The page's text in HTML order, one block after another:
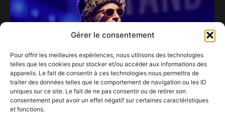
Gérer le consentement
Pour offrir les meilleures expériences, nous utilisons des technologies
telles que les cookies pour stocker et/ou accéder aux informations des
appareils. Le fait de consentir à ces technologies nous permettra de
traiter des données telles que le comportement de navigation ou les ID
uniques sur ce site. Le fait de ne pas consentir ou de retirer son
consentement peut avoir un effet négatif sur certaines caractéristiques
et fonctions.